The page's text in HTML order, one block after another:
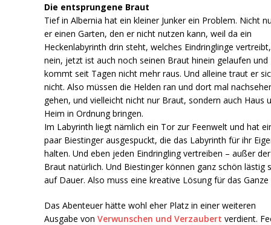
Die entsprungene Braut
Tief in Albernia hat ein kleiner Junker ein Problem. Nicht
er einen Garten, den er nicht nutzen kann, weil da ein
Heckenlabyrinth drin steht, welches Eindringlinge vertreibt,
nein, jetzt ist auch noch seinen Braut hinein gelaufen und
kommt seit Tagen nicht mehr raus. Und alleine traut er
nicht. Also müssen die Helden ran und dort mal
gehen, und vielleicht nicht nur Braut, sondern auch Haus
Heim in Ordnung bringen.
Im Labyrinth liegt nämlich ein Tor zur Feenwelt und hat
paar Biestinger ausgespuckt, die das Labyrinth für ihr
halten. Und eben jeden Eindringling vertreiben – außer der
Braut natürlich. Und Biestinger können ganz schön lästig
auf Dauer. Also muss eine kreative Lösung für das Ganze
Das Abenteuer hätte wohl eher Platz in einer weiteren
Ausgabe vonVerwunschen und Verzaubert verdient.